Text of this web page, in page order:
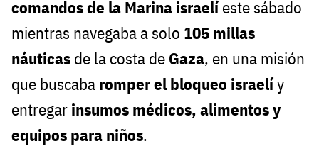
comandos de la Marina israelí este sábado
mientras navegaba a solo 105 millas
náuticas de la costa de Gaza, en una misión
que buscaba romper el bloqueo israelíy
entregar insumos médicos, alimentos y
equipos para niños.